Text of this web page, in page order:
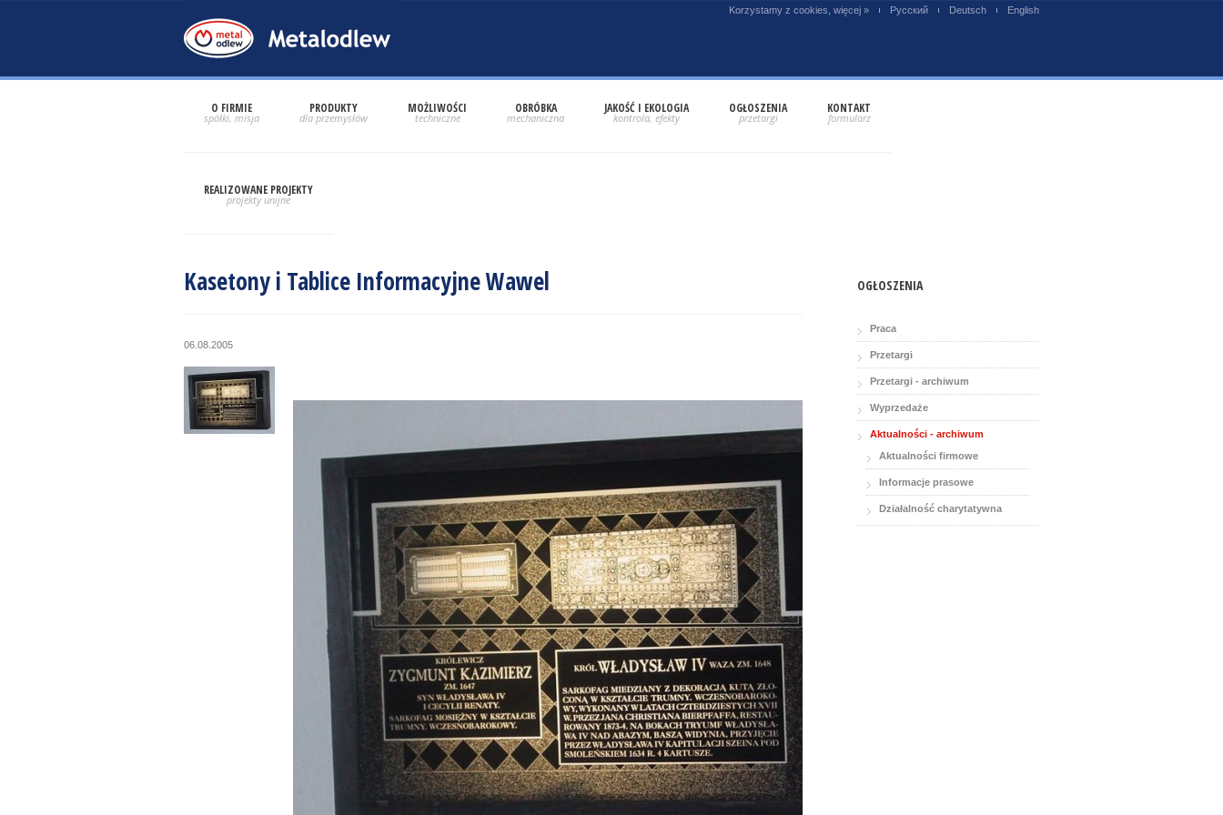
Korzystamy z cookies, więcej » Русский Deutsch English
O FIRMIE PRODUKTY MOŻLIWOŚCI OBRÓBKA JAKOŚĆ I EKOLOGIA OGŁOSZENIA KONTAKT
REALIZOWANE PROJEKTY
Kasetony i Tablice Informacyjne Wawel
06.08.2005
OGŁOSZENIA
Praca
Przetargi
Przetargi - archiwum
Wyprzedaże
Aktualności - archiwum
Aktualności firmowe
Informacje prasowe
Działalność charytatywna